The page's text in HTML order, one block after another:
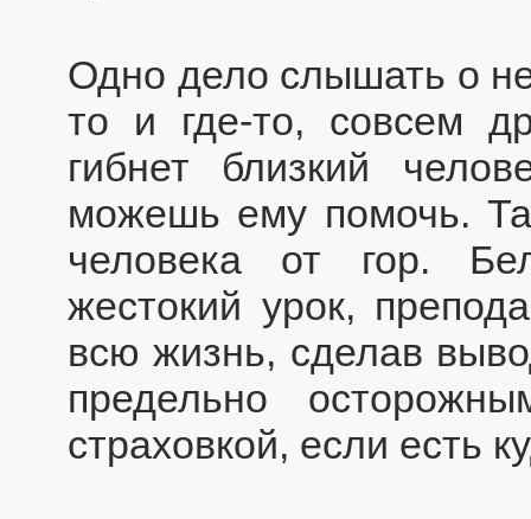
Одно дело слышать о
то и где-то, совсем
гибнет близкий
можешь ему помочь.
человека от гор.
жестокий урок,
всю жизнь, сделав
предельно
страховкой, если есть